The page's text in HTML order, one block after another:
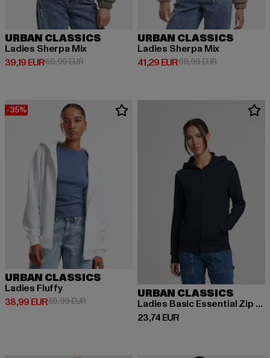
URBAN CLASSICS
Ladies Sherpa Mix
39,19 EUR
Derzeitiger Preis: 39,19 EUR
69,99 EURAktionspreis: 69,99 EUR
URBAN CLASSICS
Ladies Sherpa Mix
41,29 EUR
Derzeitiger Preis: 41,29 EUR
69,99 EURAktionspreis:
-35%
URBAN CLASSICS
Ladies Fluffy
38,99 EUR
Derzeitiger Preis: 38,99 EUR
59,99 EURAktionspreis: 59,99 EUR
URBAN CLASSICS
Ladies Basic Essential Zip Hoody
23,74 EUR
Derzeitiger Preis: 23,74 EUR